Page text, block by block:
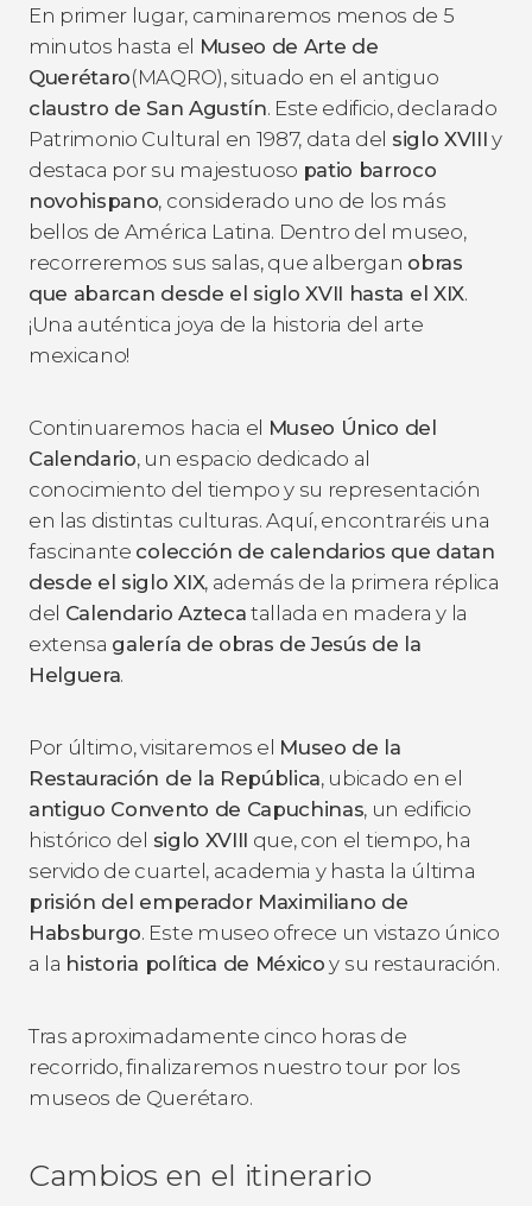
En primer lugar, caminaremos menos de 5
minutos hasta el Museo de Arte de
Querétaro(MAQRO), situado en el antiguo
claustro de San Agustín. Este edificio, declarado
Patrimonio Cultural en 1987, data del siglo XVIII y
destaca por su majestuoso patio barroco
novohispano, considerado uno de los más
bellos de América Latina. Dentro del museo,
recorreremos sus salas, que albergan obras
que abarcan desde el siglo XVII hasta el XIX.
¡Una auténtica joya de la historia del arte
mexicano!
Continuaremos hacia el Museo Único del
Calendario, un espacio dedicado al
conocimiento del tiempo y su representación
en las distintas culturas. Aquí, encontraréis una
fascinante colección de calendarios que datan
desde el siglo XIX, además de la primera réplica
del Calendario Azteca tallada en madera y la
extensa galería de obras de Jesús de la
Helguera.
Por último, visitaremos el Museo de la
Restauración de la República, ubicado en el
antiguo Convento de Capuchinas, un edificio
histórico del siglo XVIII que, con el tiempo, ha
servido de cuartel, academia y hasta la última
prisión del emperador Maximiliano de
Habsburgo. Este museo ofrece un vistazo único
a la historia política de México y su restauración.
Tras aproximadamente cinco horas de
recorrido, finalizaremos nuestro tour por los
museos de Querétaro.
Cambios en el itinerario